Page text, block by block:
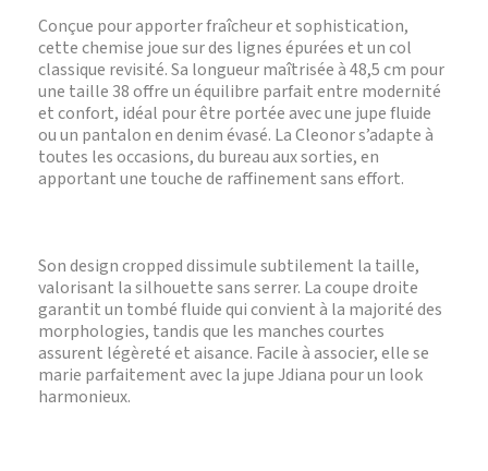
Conçue pour apporter fraîcheur et sophistication,
cette chemise joue sur des lignes épurées et un col
classique revisité. Sa longueur maîtrisée à 48,5 cm pour
une taille 38 offre un équilibre parfait entre modernité
et confort, idéal pour être portée avec une jupe fluide
ou un pantalon en denim évasé. La Cleonor s’adapte à
toutes les occasions, du bureau aux sorties, en
apportant une touche de raffinement sans effort.
Son design cropped dissimule subtilement la taille,
valorisant la silhouette sans serrer. La coupe droite
garantit un tombé fluide qui convient à la majorité des
morphologies, tandis que les manches courtes
assurent légèreté et aisance. Facile à associer, elle se
marie parfaitement avec la jupe Jdiana pour un look
harmonieux.